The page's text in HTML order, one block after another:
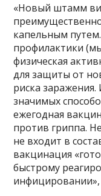
«Новый штамм
капельным
профилактики
физическая
для защиты от
риска
значимых
ежегодная
против гриппа.
не входит в
вакцинация
быстрому